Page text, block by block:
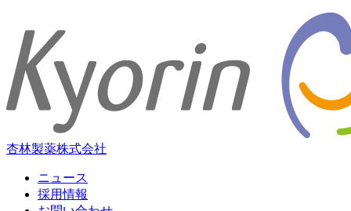
杏林製薬株式会社
ニュース
採用情報